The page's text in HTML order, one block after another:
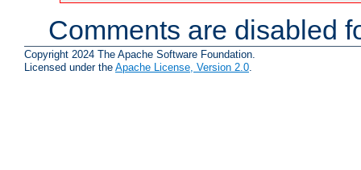
Comments are disabled
Copyright 2024 The Apache Software Foundation.
Licensed under the Apache License, Version 2.0.